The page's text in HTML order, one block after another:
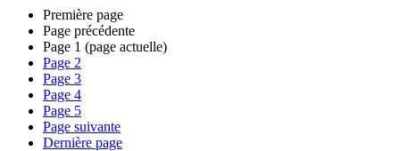
Première page
Page précédente
Page 1 (page actuelle)
Page 2
Page 3
Page 4
Page 5
Page suivante
Dernière page